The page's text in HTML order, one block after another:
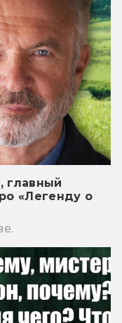
главный
«Легенду о